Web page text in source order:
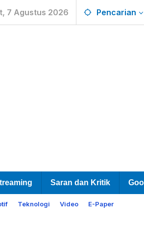
7 Agustus 2026 Pencarian
Saran dan Kritik
Teknologi Video E-Paper